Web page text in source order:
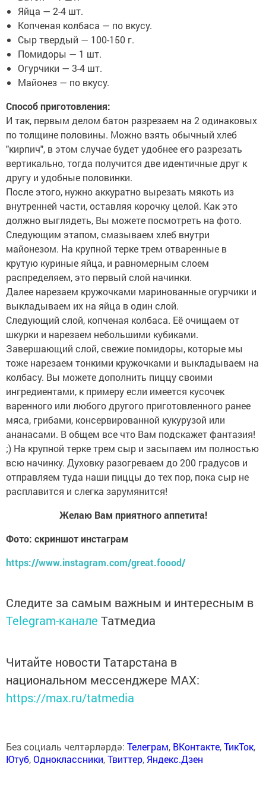
Яйца — 2-4 шт.
Копченая колбаса — по вкусу.
Сыр твердый — 100-150 г.
Помидоры — 1 шт.
Огурчики — 3-4 шт.
Майонез — по вкусу.
Способ приготовления:
И так, первым делом батон разрезаем на 2 одинаковых
по толщине половины. Можно взять обычный хлеб
"кирпич", в этом случае будет удобнее его разрезать
вертикально, тогда получится две идентичные друг к
другу и удобные половинки.
После этого, нужно аккуратно вырезать мякоть из
внутренней части, оставляя корочку целой. Как это
должно выглядеть, Вы можете посмотреть на фото.
Следующим этапом, смазываем хлеб внутри
майонезом. На крупной терке трем отваренные в
крутую куриные яйца, и равномерным слоем
распределяем, это первый слой начинки.
Далее нарезаем кружочками маринованные огурчики и
выкладываем их на яйца в один слой.
Следующий слой, копченая колбаса. Её очищаем от
шкурки и нарезаем небольшими кубиками.
Завершающий слой, свежие помидоры, которые мы
тоже нарезаем тонкими кружочками и выкладываем на
колбасу. Вы можете дополнить пиццу своими
ингредиентами, к примеру если имеется кусочек
варенного или любого другого приготовленного ранее
мяса, грибами, консервированной кукурузой или
ананасами. В общем все что Вам подскажет фантазия!
;) На крупной терке трем сыр и засыпаем им полностью
всю начинку. Духовку разогреваем до 200 градусов и
отправляем туда наши пиццы до тех пор, пока сыр не
расплавится и слегка зарумянится!
Желаю Вам приятного аппетита!
Фото: скриншот инстаграм
https://www.instagram.com/great.foood/
Следите за самым важным и интересным в
Telegram-канале Татмедиа
Читайте новости Татарстана в
национальном мессенджере MАХ:
https://max.ru/tatmedia
Без социаль челтәрләрдә: Телеграм, ВКонтакте,ТикТок,
Ютуб,Одноклассники,Твиттер, Яндекс.Дзен